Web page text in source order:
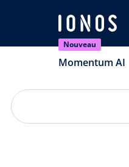
Nouveau
Momentum AI